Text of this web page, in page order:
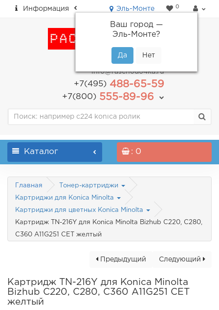
Информация Эль-Монте
Ваш город —
Эль-Монте?
0
пн-пт: с 9.00 до 18.00
info@raschodo4ka.ru
+7(495)488-65-59
+7(800)555-89-96
Каталог : 0
Главная Тонер-картриджи
Картриджи для Konica Minolta
Картриджи для цветных Konica Minolta
Картридж TN-216Y для Konica Minolta Bizhub C220, C280,
C360 A11G251 CET желтый
Следующий
Предыдущий
Картридж TN-216Y для Konica Minolta
Bizhub C220, C280, C360 A11G251 CET
желтый